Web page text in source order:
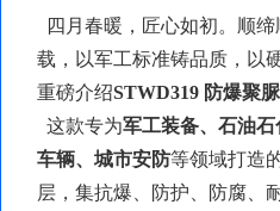
四月春暖，匠心如初。顺
载，以军工标准铸品质，以
重磅介绍STWD319 防爆聚脲
这款专为军工装备、石油
车辆、城市安防等领域打造
层，集抗爆、防护、防腐、